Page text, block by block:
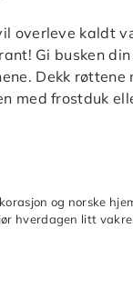
overleve kaldt
Gi busken
Dekk
med frostduk
og norske
hverdagen litt